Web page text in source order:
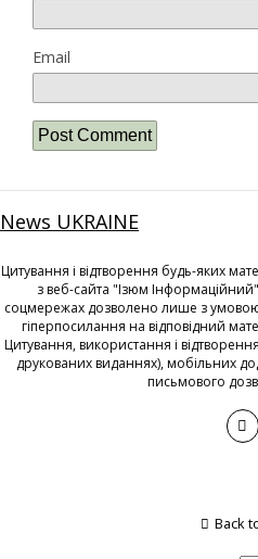
Email
News UKRAINE
Цитування і відтворення будь-яких
з веб-сайта "Ізюм
соцмережах дозволено лише з
гіперпосилання на відповідний
Цитування, використання і
друкованих виданнях), мобільних
письмового
Back